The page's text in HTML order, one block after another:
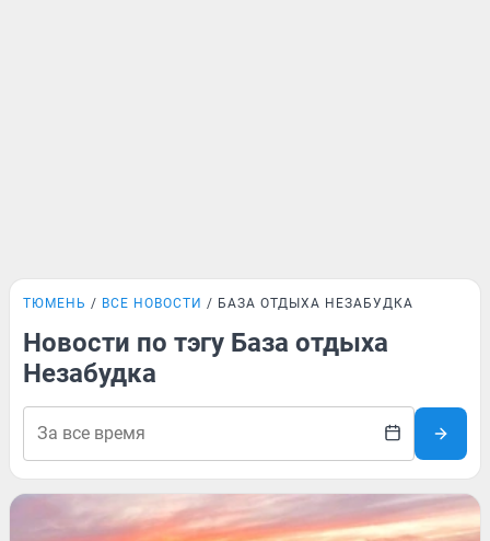
ТЮМЕНЬ ВСЕ НОВОСТИ БАЗА ОТДЫХА НЕЗАБУДКА
Новости по тэгу База отдыха
Незабудка